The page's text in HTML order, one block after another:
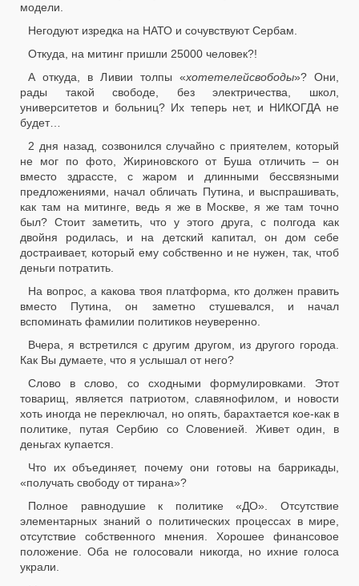
модели.
Негодуют изредка на НАТО и сочувствуют Сербам.
Откуда, на митинг пришли 25000 человек?!
А откуда, в Ливии толпы «хотетелейсвободы»? Они,
рады такой свободе, без электричества, школ,
университетов и больниц? Их теперь нет, и НИКОГДА не
будет…
2 дня назад, созвонился случайно с приятелем, который
не мог по фото, Жириновского от Буша отличить – он
вместо здрассте, с жаром и длинными бессвязными
предложениями, начал обличать Путина, и выспрашивать,
как там на митинге, ведь я же в Москве, я же там точно
был? Стоит заметить, что у этого друга, с полгода как
двойня родилась, и на детский капитал, он дом себе
достраивает, который ему собственно и не нужен, так, чтоб
деньги потратить.
На вопрос, а какова твоя платформа, кто должен править
вместо Путина, он заметно стушевался, и начал
вспоминать фамилии политиков неуверенно.
Вчера, я встретился с другим другом, из другого города.
Как Вы думаете, что я услышал от него?
Слово в слово, со сходными формулировками. Этот
товарищ, является патриотом, славянофилом, и новости
хоть иногда не переключал, но опять, барахтается кое-как в
политике, путая Сербию со Словенией. Живет один, в
деньгах купается.
Что их объединяет, почему они готовы на баррикады,
«получать свободу от тирана»?
Полное равнодушие к политике «ДО». Отсутствие
элементарных знаний о политических процессах в мире,
отсутствие собственного мнения. Хорошее финансовое
положение. Оба не голосовали никогда, но ихние голоса
украли.